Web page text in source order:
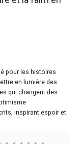
pour les histoires
en lumière des
qui changent des
inspirant espoir et